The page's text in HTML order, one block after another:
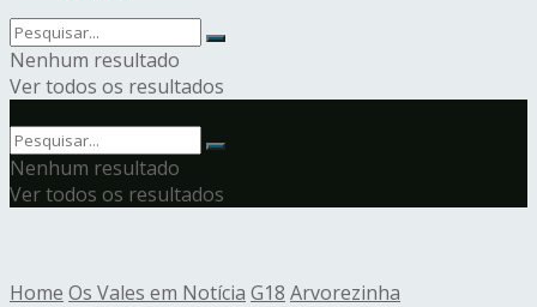
Nenhum resultado
Ver todos os resultados
Nenhum resultado
Ver todos os resultados
Home Os Vales em Notícia G18 Arvorezinha